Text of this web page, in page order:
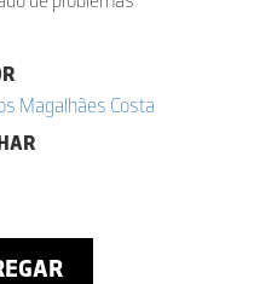
Magalhães Costa